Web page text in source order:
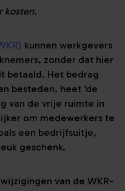
kosten.
kunnen werkgevers
zonder dat hier
betaald. Het bedrag
besteden, heet ‘de
van de vrije ruimte in
om medewerkers te
een bedrijfsuitje,
geschenk.
van de WKR-